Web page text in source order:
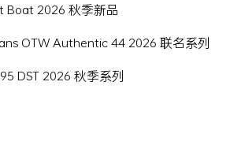
Boat 2026 秋季新品
OTW Authentic 44 2026 联名系列
DST 2026 秋季系列